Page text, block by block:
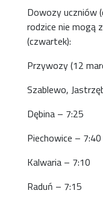
Dowozy uczniów
rodzice nie mogą
(czwartek):
Przywozy (12
Szablewo,
Dębina – 7:25
Piechowice – 7:40
Kalwaria – 7:10
Raduń – 7:15